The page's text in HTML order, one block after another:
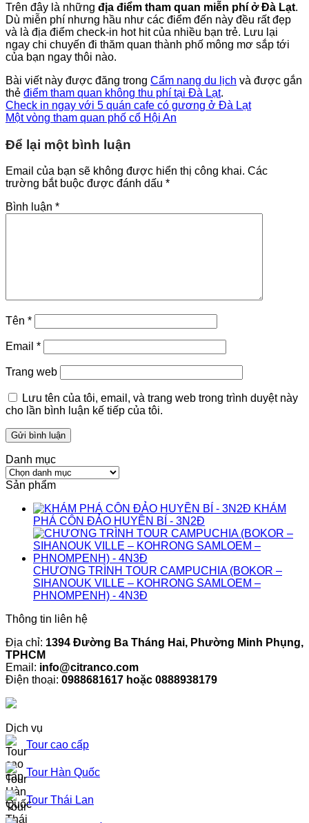
Trên đây là những địa điểm tham quan miễn phí ở Đà Lạt.
Dù miễn phí nhưng hầu như các điểm đến này đều rất đẹp
và là địa điểm check-in hot hit của nhiều bạn trẻ. Lưu lại
ngay chi chuyến đi thăm quan thành phố mông mơ sắp tới
của bạn ngay thôi nào.
Bài viết này được đăng trong Cẩm nang du lịch và được gắn
thẻ điểm tham quan không thu phí tại Đà Lạt.
Check in ngay với 5 quán cafe có gương ở Đà Lạt
Một vòng tham quan phố cổ Hội An
Để lại một bình luận
Email của bạn sẽ không được hiển thị công khai. Các
trường bắt buộc được đánh dấu *
Bình luận *
Tên *
Email *
Trang web
Lưu tên của tôi, email, và trang web trong trình duyệt này
cho lần bình luận kế tiếp của tôi.
Danh mục
Danh
mục
Sản phẩm
KHÁM
PHÁ CÔN ĐẢO HUYỀN BÍ - 3N2Đ
CHƯƠNG TRÌNH TOUR CAMPUCHIA (BOKOR –
SIHANOUK VILLE – KOHRONG SAMLOEM –
PHNOMPENH) - 4N3Đ
Thông tin liên hệ
Địa chỉ: 1394 Đường Ba Tháng Hai, Phường Minh Phụng,
TPHCM
Email: info@citranco.com
Điện thoại: 0988681617 hoặc 0888938179
Dịch vụ
Tour cao cấp
Tour Hàn Quốc
Tour Thái Lan